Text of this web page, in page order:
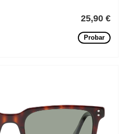
25,90 €
Probar